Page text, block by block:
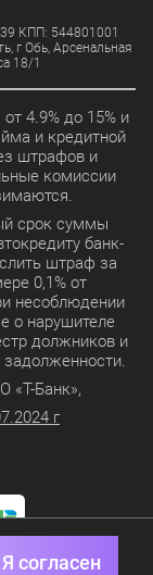
КПП: 544801001
г Обь, Арсенальная
18/1
4.9% до 15% и
и кредитной
штрафов и
комиссии
срок суммы
банк-
штраф за
0,1% от
несоблюдении
о нарушителе
должников и
задолженности.
«Т-Банк»,
г
данных
Я согласен